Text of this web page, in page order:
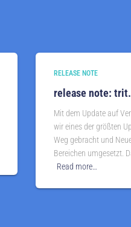
RELEASE NOTE
release note:
Mit dem Update auf
wir eines der größten
Weg gebracht und
Bereichen umgesetzt.
Read more…